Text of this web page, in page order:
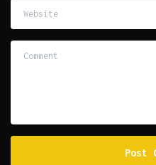
Website